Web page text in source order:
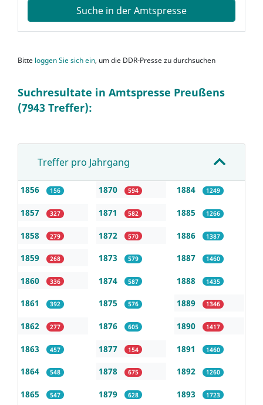
Suche in der Amtspresse
Bitte loggen Sie sich ein, um die DDR-Presse zu durchsuchen
Suchresultate in Amtspresse Preußens
(7943 Treffer):
Treffer pro Jahrgang
1856 156
1857 327
1858 279
1859 268
1860 336
1861 392
1862 277
1863 457
1864 548
1865 547
1870 594
1871 582
1872 570
1873 579
1874 587
1875 576
1876 605
1877 154
1878 675
1879 628
1884 1249
1885 1266
1886 1387
1887 1460
1888 1435
1889 1346
1890 1417
1891 1460
1892 1260
1893 1723